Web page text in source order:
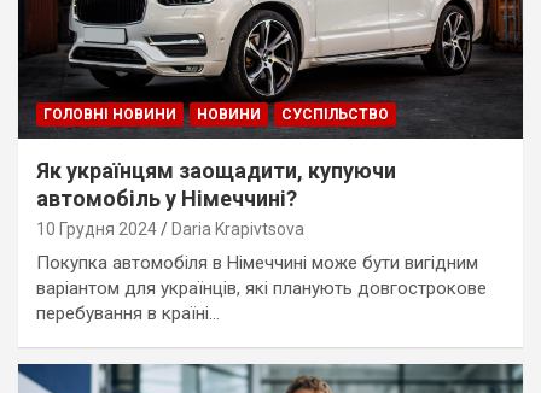
ГОЛОВНІ НОВИНИ НОВИНИ СУСПІЛЬСТВО
Як українцям заощадити, купуючи
автомобіль у Німеччині?
10 Грудня 2024 Daria Krapivtsova
Покупка автомобіля в Німеччині може бути вигідним
варіантом для українців, які планують довгострокове
перебування в країні…